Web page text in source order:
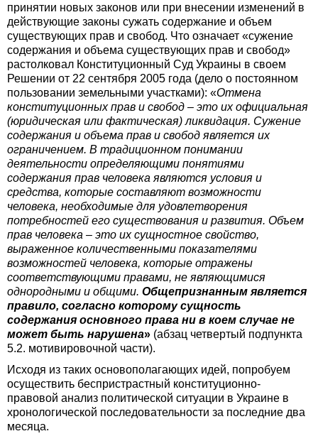
принятии новых законов или при внесении изменений в
действующие законы сужать содержание и объем
существующих прав и свобод. Что означает «сужение
содержания и объема существующих прав и свобод»
растолковал Конституционный Суд Украины в своем
Решении от 22 сентября 2005 года (дело о постоянном
пользовании земельными участками): «Отмена
конституционных прав и свобод – это их официальная
(юридическая или фактическая) ликвидация. Сужение
содержания и объема прав и свобод является их
ограничением. В традиционном понимании
деятельности определяющими понятиями
содержания прав человека являются условия и
средства, которые составляют возможности
человека, необходимые для удовлетворения
потребностей его существования и развития. Объем
прав человека – это их сущностное свойство,
выраженное количественными показателями
возможностей человека, которые отражены
соответствующими правами, не являющимися
однородными и общими. Общепризнанным является
правило, согласно которому сущность
содержания основного права ни в коем случае не
может быть нарушена» (абзац четвертый подпункта
5.2. мотивировочной части).
Исходя из таких основополагающих идей, попробуем
осуществить беспристрастный конституционно-
правовой анализ политической ситуации в Украине в
хронологической последовательности за последние два
месяца.